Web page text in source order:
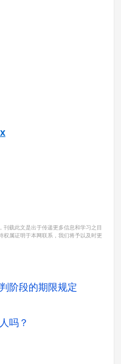
刊载此文是出于传递更多信息和学习之目
权属证明于本网联系，我们将予以及时更
阶段的期限规定
吗？